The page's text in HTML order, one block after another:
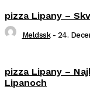
pizza Lipany –
Meldssk - 24.
pizza Lipany –
Lipanoch